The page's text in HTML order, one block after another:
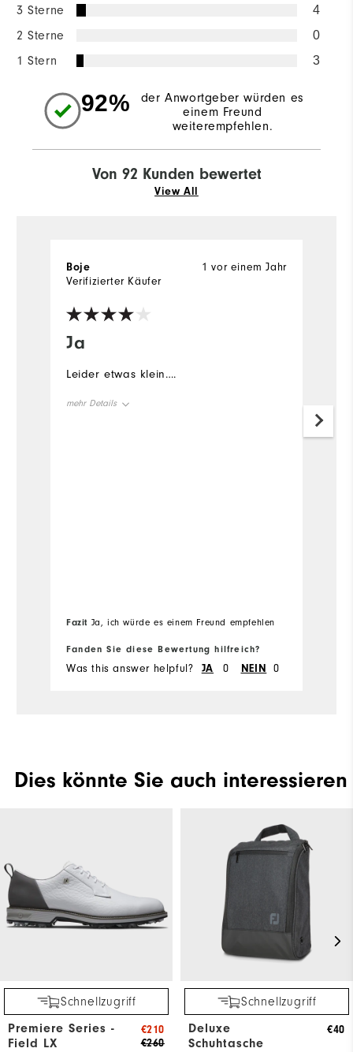
3 Sterne 4
2 Sterne 0
1 Stern 3
92%
der Anwortgeber würden es
einem Freund
weiterempfehlen.
Von 92 Kunden bewertet
View All
Ja
1 vor einem Jahr
Boje
Verifizierter Käufer
Leider etwas klein….
mehr Details
Fazit Ja, ich würde es einem Freund empfehlen
Fanden Sie diese Bewertung hilfreich?
Was this answer helpful? JA 0 NEIN 0
Dies könnte Sie auch interessieren
Schnellzugriff
Premiere Series -
Field LX
€260
€210
Schnellzugriff
Deluxe
Schuhtasche
€40